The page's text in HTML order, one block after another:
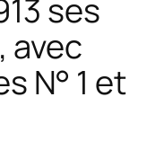
ses
avec
N° 1 et